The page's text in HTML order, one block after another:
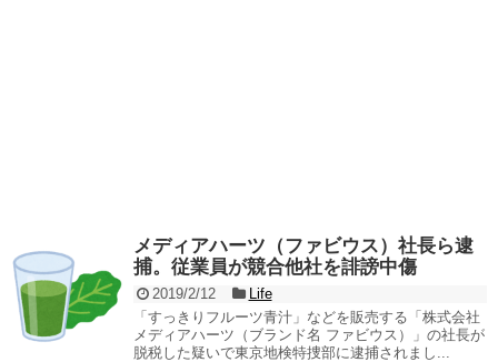
メディアハーツ（ファビウス）社長ら逮
捕。従業員が競合他社を誹謗中傷
2019/2/12
Life
「すっきりフルーツ青汁」などを販売する「株式会社
メディアハーツ（ブランド名 ファビウス）」の社長が
脱税した疑いで東京地検特捜部に逮捕されまし...